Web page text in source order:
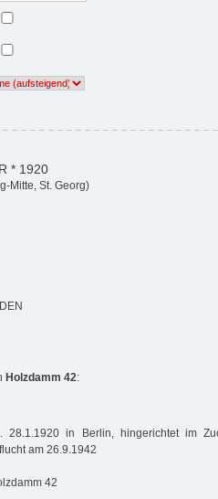
* 1920
Mitte, St. Georg)
Holzdamm 42:
28.1.1920 in Berlin, hingerichtet im
am 26.9.1942
42